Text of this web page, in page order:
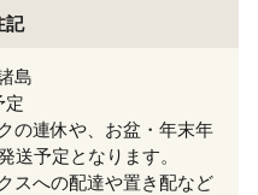
記
島
定
の連休や、お盆・年末年
送予定となります。
スへの配達や置き配など